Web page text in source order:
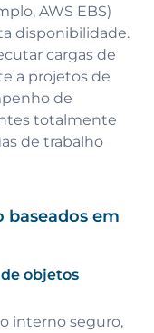
AWS EBS)
disponibilidade.
cargas de
a projetos de
de
totalmente
de trabalho
baseados em
objetos
interno seguro,